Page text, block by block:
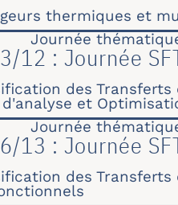
thermiques et
Journée
12 : Journée
des
et
Journée
13 : Journée
des Transferts